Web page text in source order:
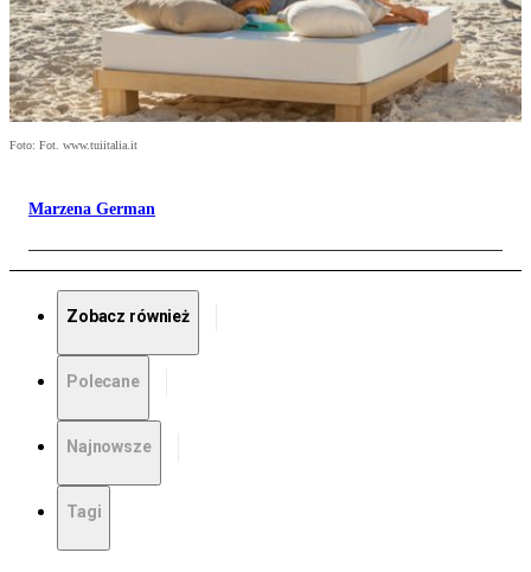
Foto: Fot. www.tuiitalia.it
Marzena German
Zobacz również
Polecane
Najnowsze
Tagi